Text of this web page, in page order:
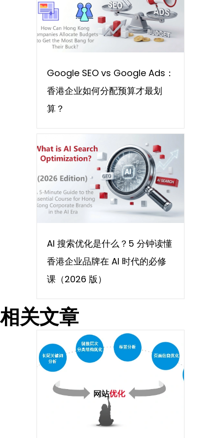
Google SEO vs Google Ads：
香港企业如何分配预算才最划
算？
AI 搜索优化是什么？5 分钟读懂
香港企业品牌在 AI 时代的必修
课（2026 版）
相关文章